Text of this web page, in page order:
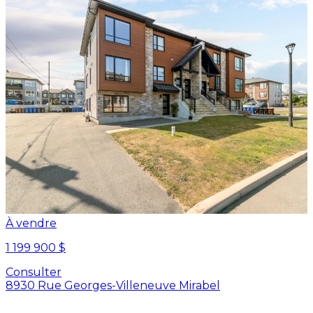
À vendre
1 199 900 $
Consulter
8930 Rue Georges-Villeneuve Mirabel